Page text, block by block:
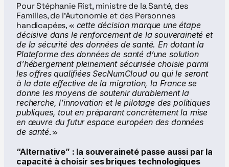
Pour Stéphanie Rist, ministre de la Santé, des
Familles, de l’Autonomie et des Personnes
handicapées, « cette décision marque une étape
décisive dans le renforcement de la souveraineté et
de la sécurité des données de santé. En dotant la
Plateforme des données de santé d’une solution
d’hébergement pleinement sécurisée choisie parmi
les offres qualifiées SecNumCloud ou qui le seront
à la date effective de la migration, la France se
donne les moyens de soutenir durablement la
recherche, l’innovation et le pilotage des politiques
publiques, tout en préparant concrètement la mise
en œuvre du futur espace européen des données
de santé. »
“Alternative” : la souveraineté passe aussi par la
capacité à choisir ses briques technologiques